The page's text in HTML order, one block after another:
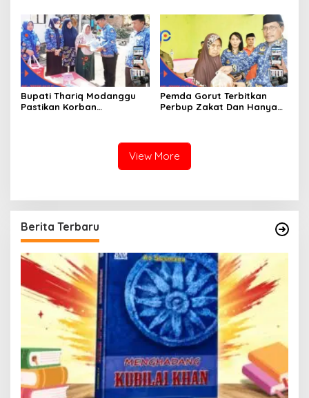
Bupati Thariq Modanggu
Pastikan Korban
Pemda Gorut Terbitkan
Perbup Zakat Dan Hanya
View More
Berita Terbaru